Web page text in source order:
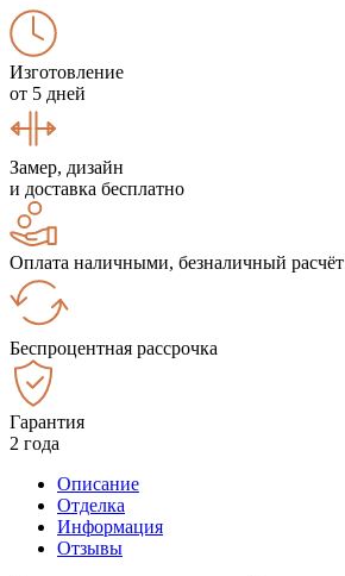
Изготовление
от 5 дней
Замер, дизайн
и доставка бесплатно
Оплата наличными, безналичный расчёт
Беспроцентная рассрочка
Гарантия
2 года
Описание
Отделка
Информация
Отзывы